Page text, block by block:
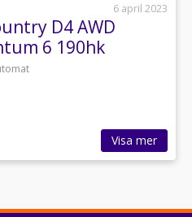
6 april 2023
D4 AWD
6 190hk
Visa mer